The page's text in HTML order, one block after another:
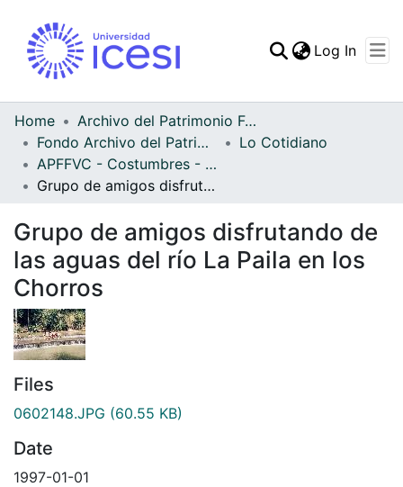
Statistics
Log In
Home
Archivo del Patrimonio Fotográfico y Fílmico del Valle del Cauca
Fondo Archivo del Patrimonio Fotográfico y Fílmico del Valle del Cauca
Lo Cotidiano
APFFVC - Costumbres - Patrimonial
Grupo de amigos disfrutando de las aguas del río La Paila en los Chorros
Grupo de amigos disfrutando de
las aguas del río La Paila en los
Chorros
Files
0602148.JPG (60.55 KB)
Date
1997-01-01